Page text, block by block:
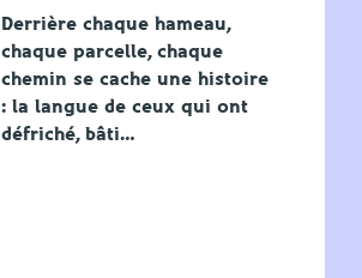
Derrière chaque hameau,
chaque parcelle, chaque
chemin se cache une histoire
: la langue de ceux qui ont
défriché, bâti…